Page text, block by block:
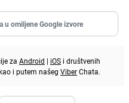
u omiljene Google izvore
za Android | iOS i društvenih
i putem našeg ViberChata.